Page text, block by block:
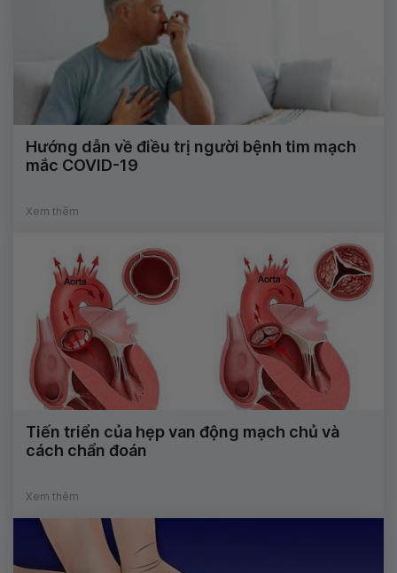
Hướng dẫn về điều trị người bệnh tim mạch
mắc COVID-19
Xem thêm
Tiến triển của hẹp van động mạch chủ và
cách chẩn đoán
Xem thêm